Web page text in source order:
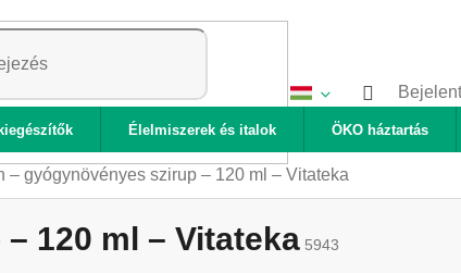
Élelmiszerek és italok ÖKO háztartás
– gyógynövényes szirup – 120 ml – Vitateka
120 ml – Vitateka 5943